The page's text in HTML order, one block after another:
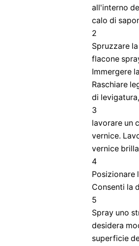
all'interno
calo di
2
Spruzzare
flacone
Immergere
Raschiare
di
3
lavorare un
vernice.
vernice
4
Posizionare
Consenti la
5
Spray uno
desidera
superficie